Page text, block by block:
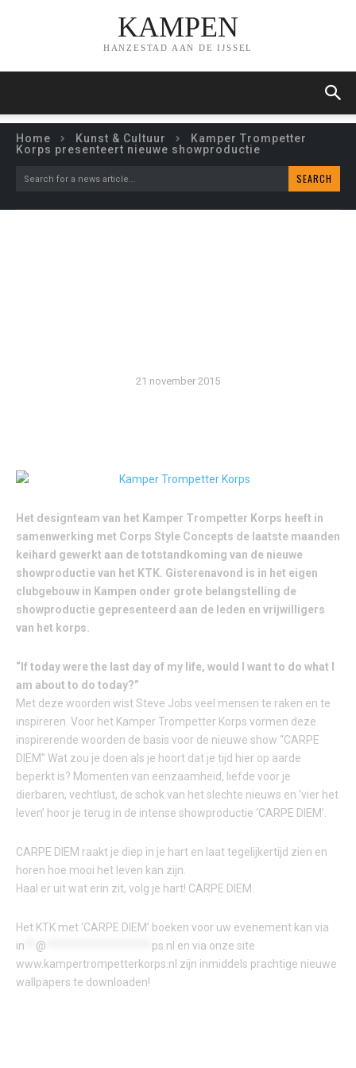
KAMPEN
HANZESTAD AAN DE IJSSEL
Home Kunst & Cultuur
Kamper Trompetter
Korps presenteert nieuwe showproductie
Search for a news article... SEARCH
21 november 2015
Het designteam van het Kamper Trompetter Korps heeft in
samenwerking met Corps Style Concepts de laatste maanden
keihard gewerkt aan de totstandkoming van de nieuwe
showproductie van het KTK. Gisterenavond is in het eigen
clubgebouw in Kampen onder grote belangstelling de
showproductie gepresenteerd aan de leden en vrijwilligers
van het korps.
“If today were the last day of my life, would I want to do what I
am about to do today?”
Met deze woorden wist Steve Jobs veel mensen te raken en te
inspireren. Voor het Kamper Trompetter Korps vormen deze
inspirerende woorden de basis voor de nieuwe show “CARPE
DIEM” Wat zou je doen als je hoort dat je tijd hier op aarde
beperkt is? Momenten van eenzaamheid, liefde voor je
dierbaren, vechtlust, de schok van het slechte nieuws en ‘vier het
leven’ hoor je terug in de intense showproductie ‘CARPE DIEM’.
CARPE DIEM raakt je diep in je hart en laat tegelijkertijd zien en
horen hoe mooi het leven kan zijn.
Haal er uit wat erin zit, volg je hart! CARPE DIEM.
Het KTK met ‘CARPE DIEM’ boeken voor uw evenement kan via
in
@ ps.nl en via onze site
www.kampertrompetterkorps.nl zijn inmiddels prachtige nieuwe
wallpapers te downloaden!